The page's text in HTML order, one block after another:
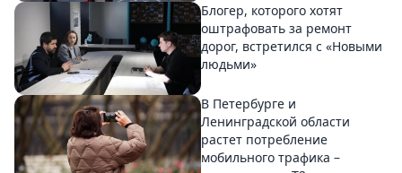
Блогер, которого хотят
оштрафовать за ремонт
дорог, встретился с «Новыми
людьми»
В Петербурге и
Ленинградской области
растет потребление
мобильного трафика –